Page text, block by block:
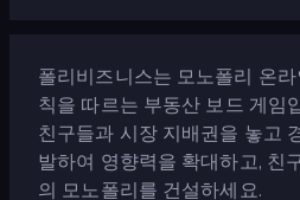
폴리비즈니스는 모노폴리 온
칙을 따르는 부동산 보드 게임
친구들과 시장 지배권을 놓고
발하여 영향력을 확대하고, 친
의 모노폴리를 건설하세요.